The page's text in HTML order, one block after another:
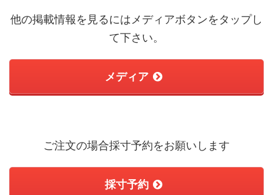
他の掲載情報を見るにはメディアボタンをタップし
て下さい。
メディア
ご注文の場合採寸予約をお願いします
採寸予約